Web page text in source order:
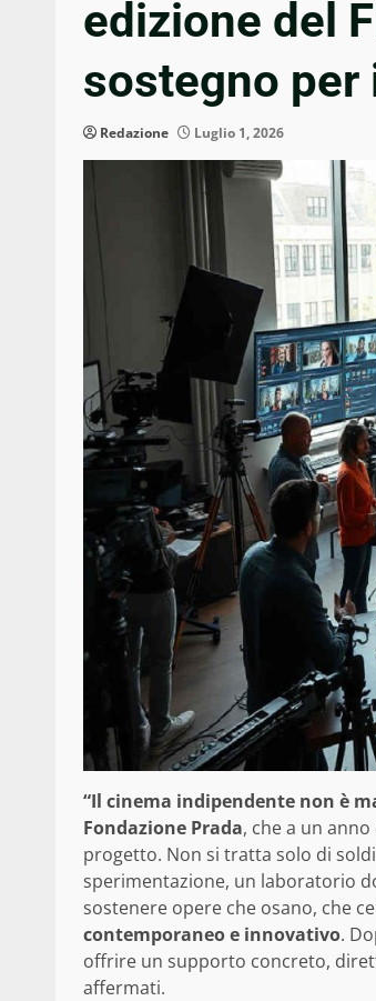
edizione del
sostegno per
Redazione Luglio 1, 2026
“Il cinema indipendente non è
Fondazione Prada, che a un
progetto. Non si tratta solo di
sperimentazione, un laboratorio
sostenere opere che osano, che
contemporaneo e innovativo.
offrire un supporto concreto,
affermati.